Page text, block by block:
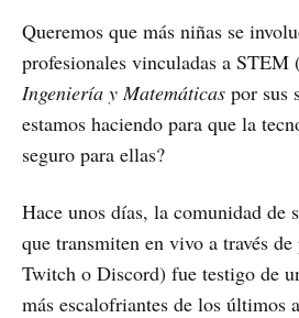
Queremos que más niñas se
profesionales vinculadas a STEM
Ingeniería y Matemáticas por sus
estamos haciendo para que la
seguro para ellas?
Hace unos días, la comunidad de
que transmiten en vivo a través
Twitch o Discord) fue testigo de
más escalofriantes de los últimos